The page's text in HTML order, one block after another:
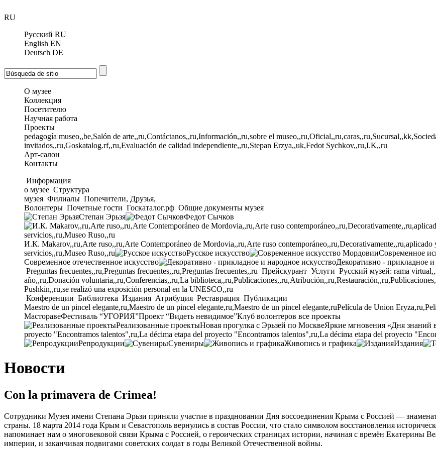
RU
Русский RU
English EN
Deutsch DE
О музее
Коллекция
Посетителю
Научная работа
Проекты
pedagogía museo,,be,Salón de arte,,ru,Contáctanos,,ru,Información,,ru,sobre el
invitados,,ru,Goskatalog.rf,,ru,Evaluación de calidad independiente,,ru,Stepan Erzya,,uk,Fedot Sychkov,,ru,I.K,,ru
Арт-салон
Контакты
Информация
о музее Структура
музея Филиалы Попечители, Друзья,
Волонтеры Почетные гости Госкаталог.рф Общие документы музея
Степан Эрьзя
Федот Сычков
И.К. Makarov,,ru,Arte ruso,,ru,Arte Contemporáneo de Mordovia,,ru,Arte ruso
servicios,,ru,Museo Ruso,,ru
Русское искусство
Современное
Современное отечественное искусство
Декоративно - прикладное
Preguntas frecuentes,,ru,Preguntas frecuentes,,ru,Preguntas frecuentes,,ru Прейскурант Услуги Русский музей: rama
año,,ru,Donación voluntaria,,ru,Conferencias,,ru,La
Pushkin,,ru,se realizó una exposición personal en la UNESCO,,ru
Конференции Библиотека Издания Атрибуция Реставрация Публикации
Maestro de un pincel elegante,ru,Maestro de un pincel elegante,ru,Maestro de un pincel elegante,ruPelícula de Union
МасторавеФестиваль “УГОРИЯ”Проект “Видеть невидимое”Клуб волонтеров все проекты
Реализованные проектыНовая прогулка с Эрьзей по МосквеЯркие мгновения «Дня знаний
proyecto "Encontramos talentos",ru,La décima etapa del proyecto "Encontramos talentos",ru,La décima etapa del proyecto
Репродукции
Сувениры Живопись и графика Издания
Новости
Con la primavera de Crimea!
Сотрудники Музея имени Степана Эрьзи приняли участие в праздновании Дня воссоединения Крыма с Россией —
страны. 18 марта 2014 года Крым и Севастополь вернулись в состав России, что стало символом восстановления
напоминает нам о многовековой связи Крыма с Россией, о героических страницах истории, начиная с времён Екатерины
империи, и заканчивая подвигами советских солдат в годы Великой Отечественной войны.